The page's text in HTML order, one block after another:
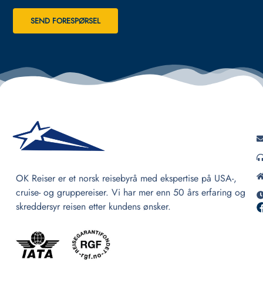
SEND FORESPØRSEL
OK Reiser er et norsk reisebyrå med ekspertise på USA-,
cruise- og gruppereiser. Vi har mer enn 50 års erfaring og
skreddersyr reisen etter kundens ønsker.